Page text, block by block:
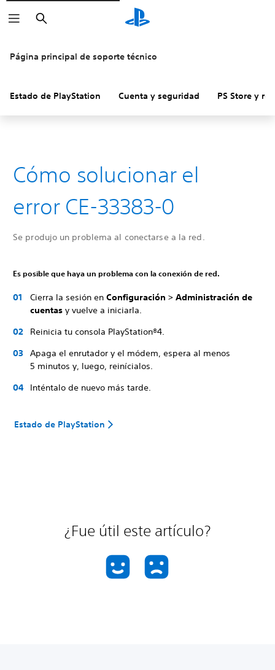
Buscar
Página principal de soporte técnico
Estado de PlayStation Cuenta y seguridad PS Store y
Cómo solucionar el
error CE-33383-0
Se produjo un problema al conectarse a la red.
Es posible que haya un problema con la conexión de red.
Cierra la sesión en Configuración > Administración de
cuentas y vuelve a iniciarla.
Reinicia tu consola PlayStation®4.
Apaga el enrutador y el módem, espera al menos
5 minutos y, luego, reinícialos.
Inténtalo de nuevo más tarde.
Estado de PlayStation
¿Fue útil este artículo?